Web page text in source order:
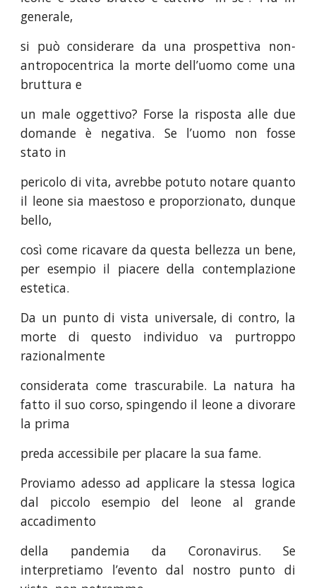
generale,
si può considerare da una prospettiva non-
antropocentrica la morte dell’uomo come una
bruttura e
un male oggettivo? Forse la risposta alle due
domande è negativa. Se l’uomo non fosse
stato in
pericolo di vita, avrebbe potuto notare quanto
il leone sia maestoso e proporzionato, dunque
bello,
così come ricavare da questa bellezza un bene,
per esempio il piacere della contemplazione
estetica.
Da un punto di vista universale, di contro, la
morte di questo individuo va purtroppo
razionalmente
considerata come trascurabile. La natura ha
fatto il suo corso, spingendo il leone a divorare
la prima
preda accessibile per placare la sua fame.
Proviamo adesso ad applicare la stessa logica
dal piccolo esempio del leone al grande
accadimento
della pandemia da Coronavirus. Se
interpretiamo l’evento dal nostro punto di